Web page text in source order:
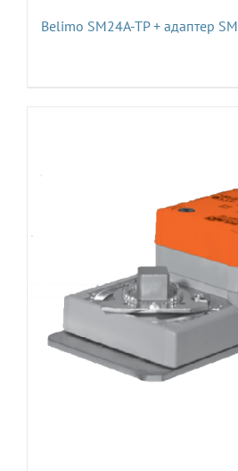
Belimo SM24A-TP + адаптер SM